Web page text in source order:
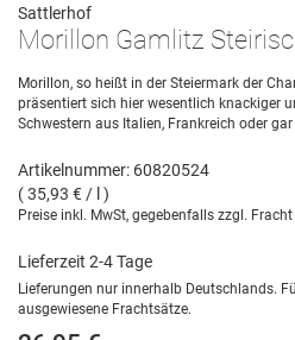
Sattlerhof
Morillon Gamlitz
Morillon, so heißt in der Steiermark der
präsentiert sich hier wesentlich knackiger
Schwestern aus Italien, Frankreich oder
Artikelnummer: 60820524
( 35,93 € / l )
Preise inkl. MwSt, gegebenfalls zzgl. Fracht
Lieferzeit 2-4 Tage
Lieferungen nur innerhalb Deutschlands.
ausgewiesene Frachtsätze.